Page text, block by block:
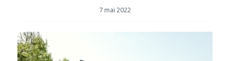
7 mai 2022